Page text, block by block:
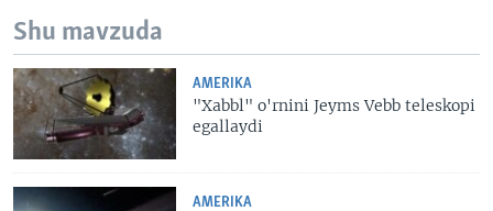
Shu mavzuda
AMERIKA
"Xabbl" o'rnini Jeyms Vebb teleskopi
egallaydi
AMERIKA